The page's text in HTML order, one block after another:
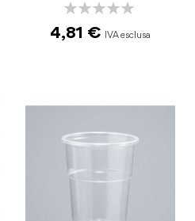
Rating:
4,81 €